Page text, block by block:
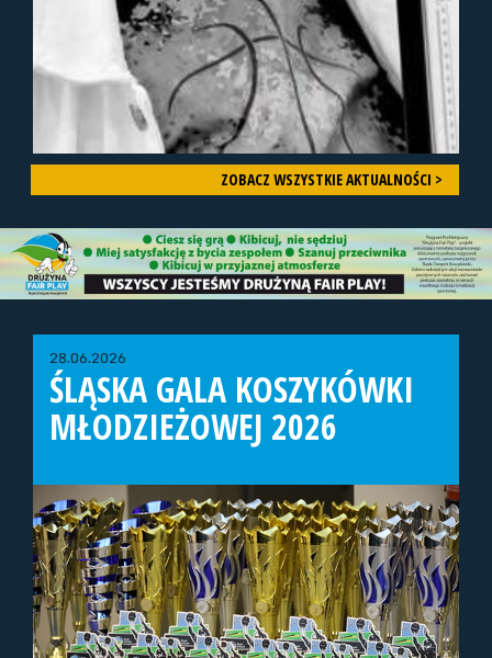
ZOBACZ WSZYSTKIE AKTUALNOŚCI >
28.06.2026
ŚLĄSKA GALA KOSZYKÓWKI
MŁODZIEŻOWEJ 2026